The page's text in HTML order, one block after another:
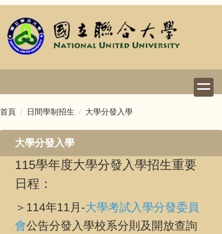
跳
主
要
首頁 日間學制招生 大學分發入學
大學分發入學
115學年度大學分發入學招生重要
日程：
＞114年11月-大學考試入學分發委員
會公告分發入學校系分則及開放查詢